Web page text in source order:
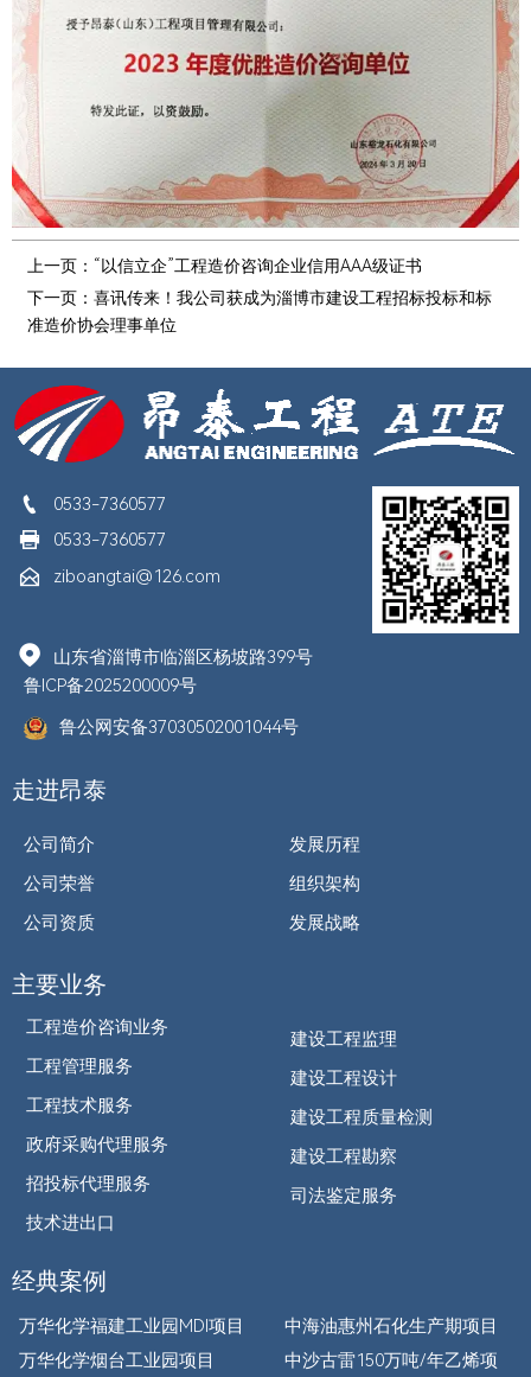
上一页： “以信立企”工程造价咨询企业信用AAA级证书
下一页： 喜讯传来！我公司获成为淄博市建设工程招标投标和标
准造价协会理事单位
 0533-7360577
 0533-7360577
 ziboangtai@126.com

山东省淄博市临淄区杨坡路399号
鲁ICP备2025200009号
鲁公网安备37030502001044号
走进昂泰
公司简介
公司荣誉
公司资质
发展历程
组织架构
发展战略
主要业务
工程造价咨询业务
工程管理服务
工程技术服务
政府采购代理服务
招投标代理服务
技术进出口
建设工程监理
建设工程设计
建设工程质量检测
建设工程勘察
司法鉴定服务
经典案例
万华化学福建工业园MDI项目
万华化学烟台工业园项目
中海油惠州石化生产期项目
中沙古雷150万吨/年乙烯项